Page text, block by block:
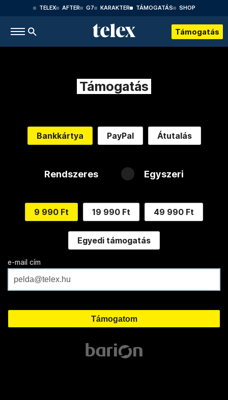
TELEX AFTER G7 KARAKTER TÁMOGATÁS SHOP
Támogatás
Támogatás
Bankkártya PayPal Átutalás
Rendszeres Egyszeri
9 990 Ft 19 990 Ft 49 990 Ft
Egyedi támogatás
e-mail cím